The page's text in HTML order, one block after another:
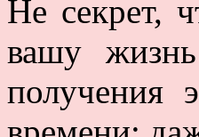
Не секрет,
вашу
получения